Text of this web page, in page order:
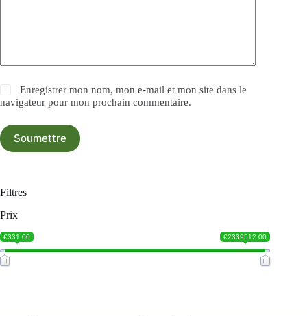
Enregistrer mon nom, mon e-mail et mon site dans le
navigateur pour mon prochain commentaire.
Soumettre
Filtres
Prix
€331.00 €2339512.00